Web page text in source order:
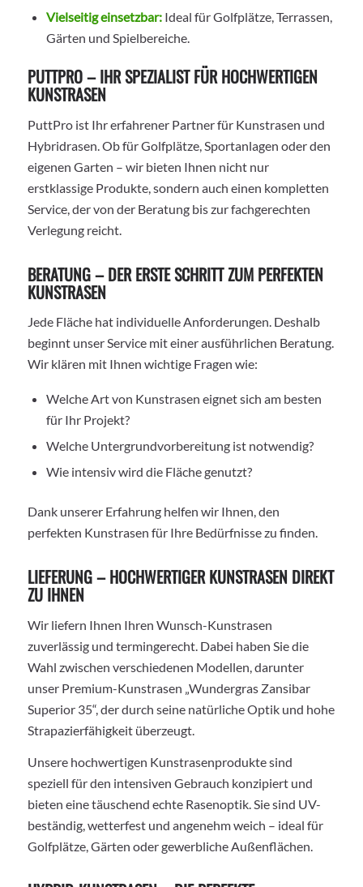
Vielseitig einsetzbar:Ideal für Golfplätze, Terrassen,
Gärten und Spielbereiche.
PUTTPRO – IHR SPEZIALIST FÜR HOCHWERTIGEN
KUNSTRASEN
PuttPro ist Ihr erfahrener Partner für Kunstrasen und
Hybridrasen. Ob für Golfplätze, Sportanlagen oder den
eigenen Garten – wir bieten Ihnen nicht nur
erstklassige Produkte, sondern auch einen kompletten
Service, der von der Beratung bis zur fachgerechten
Verlegung reicht.
BERATUNG – DER ERSTE SCHRITT ZUM PERFEKTEN
KUNSTRASEN
Jede Fläche hat individuelle Anforderungen. Deshalb
beginnt unser Service mit einer ausführlichen Beratung.
Wir klären mit Ihnen wichtige Fragen wie:
Welche Art von Kunstrasen eignet sich am besten
für Ihr Projekt?
Welche Untergrundvorbereitung ist notwendig?
Wie intensiv wird die Fläche genutzt?
Dank unserer Erfahrung helfen wir Ihnen, den
perfekten Kunstrasen für Ihre Bedürfnisse zu finden.
LIEFERUNG – HOCHWERTIGER KUNSTRASEN DIREKT
ZU IHNEN
Wir liefern Ihnen Ihren Wunsch-Kunstrasen
zuverlässig und termingerecht. Dabei haben Sie die
Wahl zwischen verschiedenen Modellen, darunter
unser Premium-Kunstrasen „Wundergras Zansibar
Superior 35“, der durch seine natürliche Optik und hohe
Strapazierfähigkeit überzeugt.
Unsere hochwertigen Kunstrasenprodukte sind
speziell für den intensiven Gebrauch konzipiert und
bieten eine täuschend echte Rasenoptik. Sie sind UV-
beständig, wetterfest und angenehm weich – ideal für
Golfplätze, Gärten oder gewerbliche Außenflächen.